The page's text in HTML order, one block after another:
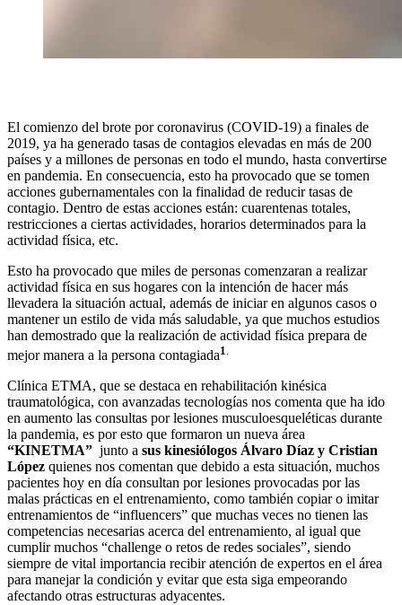
El comienzo del brote por coronavirus (COVID-19) a finales de
2019, ya ha generado tasas de contagios elevadas en más de 200
países y a millones de personas en todo el mundo, hasta convertirse
en pandemia. En consecuencia, esto ha provocado que se tomen
acciones gubernamentales con la finalidad de reducir tasas de
contagio. Dentro de estas acciones están: cuarentenas totales,
restricciones a ciertas actividades, horarios determinados para la
actividad física, etc.
Esto ha provocado que miles de personas comenzaran a realizar
actividad física en sus hogares con la intención de hacer más
llevadera la situación actual, además de iniciar en algunos casos o
mantener un estilo de vida más saludable, ya que muchos estudios
han demostrado que la realización de actividad física prepara de
mejor manera a la persona contagiada1
Clínica ETMA, que se destaca en rehabilitación kinésica
traumatológica, con avanzadas tecnologías nos comenta que ha ido
en aumento las consultas por lesiones musculoesqueléticas durante
la pandemia, es por esto que formaron un nueva área
“KINETMA” junto a sus kinesiólogos Álvaro Díaz y Cristian
López quienes nos comentan que debido a esta situación, muchos
pacientes hoy en día consultan por lesiones provocadas por las
malas prácticas en el entrenamiento, como también copiar o imitar
entrenamientos de “influencers” que muchas veces no tienen las
competencias necesarias acerca del entrenamiento, al igual que
cumplir muchos “challenge o retos de redes sociales”, siendo
siempre de vital importancia recibir atención de expertos en el área
para manejar la condición y evitar que esta siga empeorando
afectando otras estructuras adyacentes.